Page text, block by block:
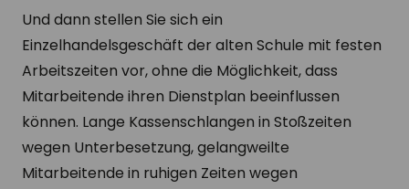
Und dann stellen Sie sich ein
Einzelhandelsgeschäft der alten Schule mit festen
Arbeitszeiten vor, ohne die Möglichkeit, dass
Mitarbeitende ihren Dienstplan beeinflussen
können. Lange Kassenschlangen in Stoßzeiten
wegen Unterbesetzung, gelangweilte
Mitarbeitende in ruhigen Zeiten wegen